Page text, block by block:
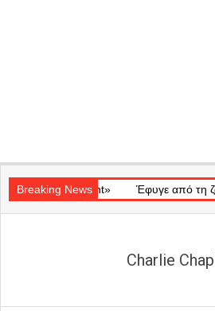
Navigation
Menu
Breaking News
of Light» Έφυγε από τη ζωή η
Charlie